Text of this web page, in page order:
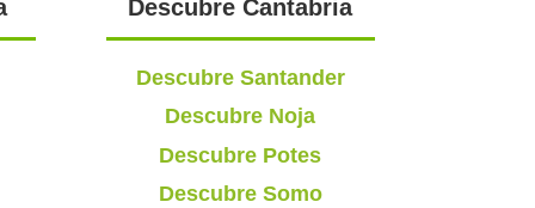
Descubre Cantabria
Descubre Santander
Descubre Noja
Descubre Potes
Descubre Somo